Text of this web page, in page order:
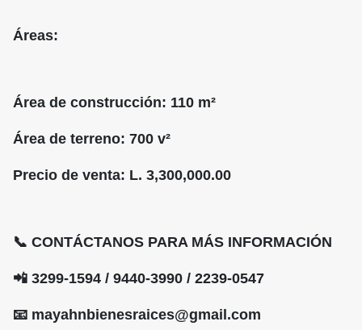
Áreas:
Área de construcción: 110 m²
Área de terreno: 700 v²
Precio de venta: L. 3,300,000.00
📞 CONTÁCTANOS PARA MÁS INFORMACIÓN
📲 3299-1594 / 9440-3990 / 2239-0547
📧 mayahnbienesraices@gmail.com